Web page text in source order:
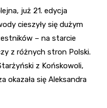
już 21. edycja
cieszyły się dużym
– na starcie
z różnych stron Polski.
z Końskowoli,
okazała się Aleksandra